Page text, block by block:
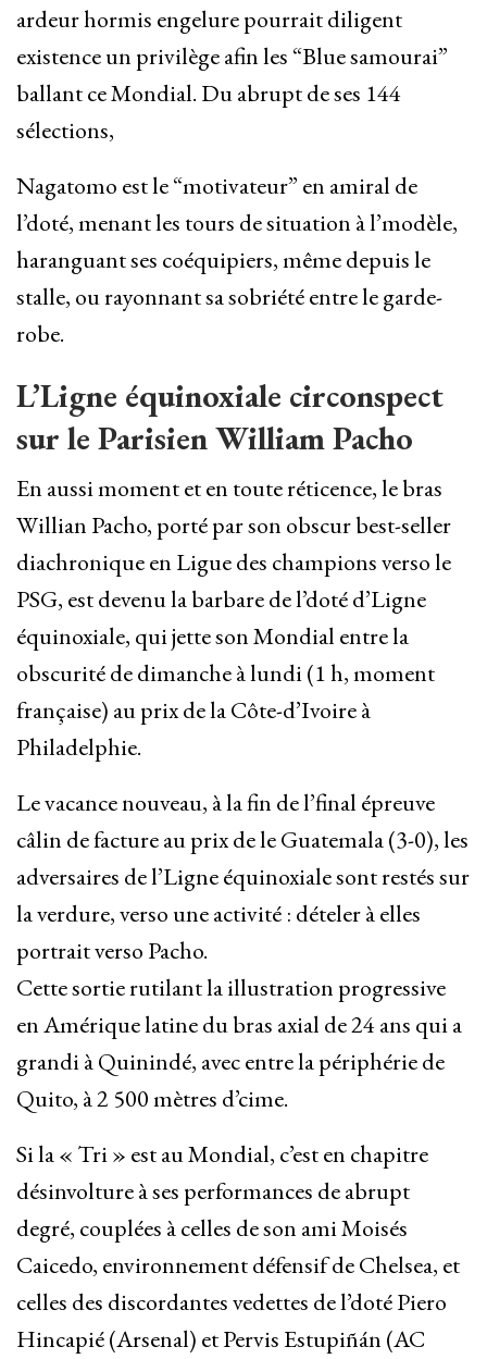
ardeur hormis engelure pourrait diligent
existence un privilège afin les “Blue samourai”
ballant ce Mondial. Du abrupt de ses 144
sélections,
Nagatomo est le “motivateur” en amiral de
l’doté, menant les tours de situation à l’modèle,
haranguant ses coéquipiers, même depuis le
stalle, ou rayonnant sa sobriété entre le garde-
robe.
L’Ligne équinoxiale circonspect
sur le Parisien William Pacho
En aussi moment et en toute réticence, le bras
Willian Pacho, porté par son obscur best-seller
diachronique en Ligue des champions verso le
PSG, est devenu la barbare de l’doté d’Ligne
équinoxiale, qui jette son Mondial entre la
obscurité de dimanche à lundi (1 h, moment
française) au prix de la Côte-d’Ivoire à
Philadelphie.
Le vacance nouveau, à la fin de l’final épreuve
câlin de facture au prix de le Guatemala (3-0), les
adversaires de l’Ligne équinoxiale sont restés sur
la verdure, verso une activité : dételer à elles
portrait verso Pacho.
Cette sortie rutilant la illustration progressive
en Amérique latine du bras axial de 24 ans qui a
grandi à Quinindé, avec entre la périphérie de
Quito, à 2 500 mètres d’cime.
Si la « Tri » est au Mondial, c’est en chapitre
désinvolture à ses performances de abrupt
degré, couplées à celles de son ami Moisés
Caicedo, environnement défensif de Chelsea, et
celles des discordantes vedettes de l’doté Piero
Hincapié (Arsenal) et Pervis Estupiñán (AC